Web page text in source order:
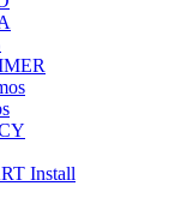
Install